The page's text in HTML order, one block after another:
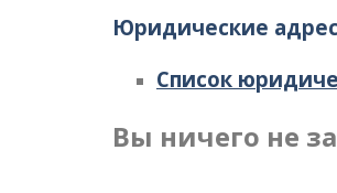
Юридические
Список
Вы ничего не